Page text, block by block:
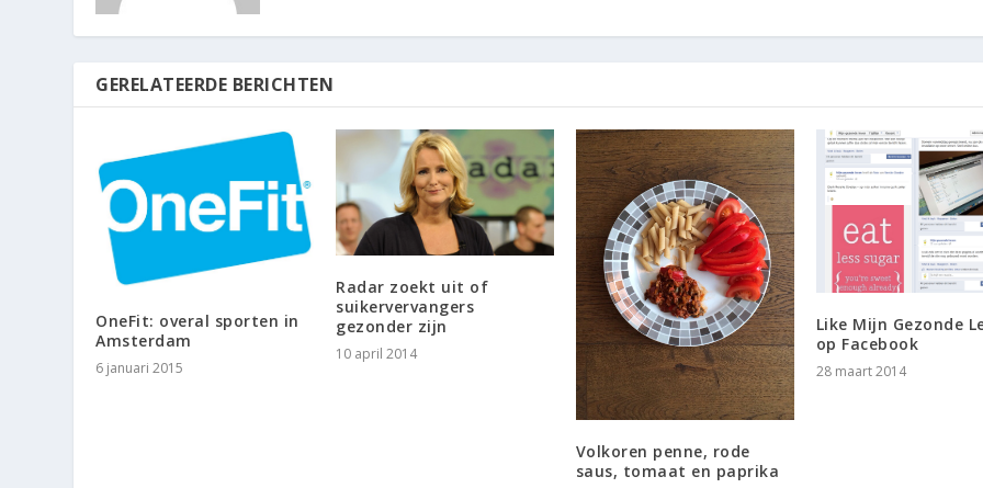
GERELATEERDE BERICHTEN
OneFit: overal sporten in
Amsterdam
6 januari 2015
Radar zoekt uit of
suikervervangers
gezonder zijn
10 april 2014
Volkoren penne, rode
saus, tomaat en paprika
Like Mijn Gezonde
op Facebook
28 maart 2014